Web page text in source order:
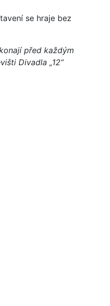
se hraje bez
před každým
Divadla „12“